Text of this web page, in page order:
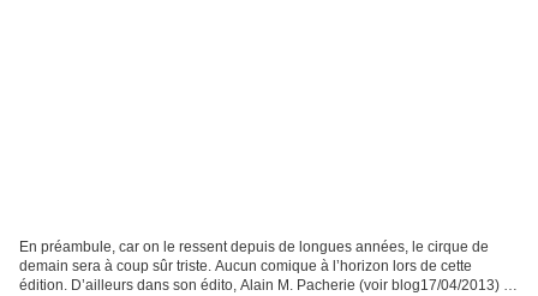
En préambule, car on le ressent depuis de longues années, le cirque de
demain sera à coup sûr triste. Aucun comique à l’horizon lors de cette
édition. D’ailleurs dans son édito, Alain M. Pacherie (voir blog17/04/2013) le